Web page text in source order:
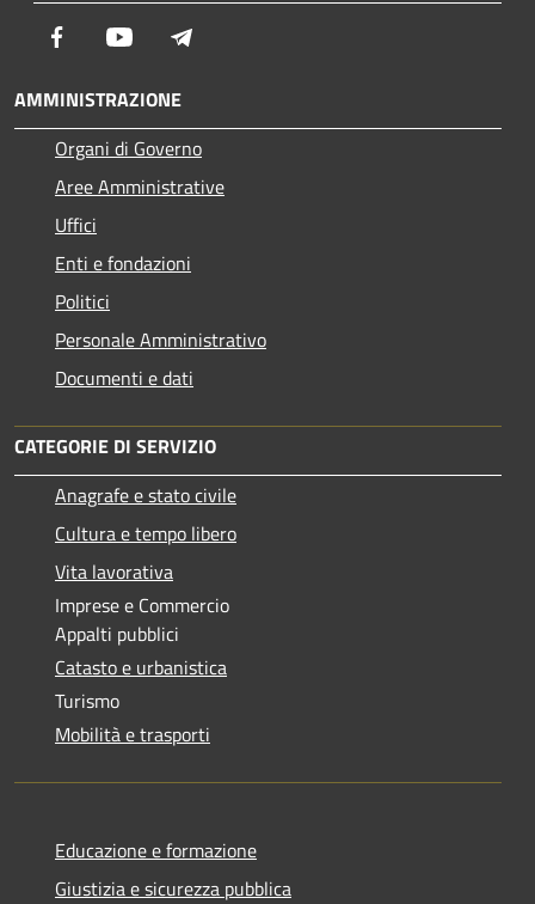
Facebook Youtube
AMMINISTRAZIONE
Organi di Governo
Aree Amministrative
Uffici
Enti e fondazioni
Politici
Personale Amministrativo
Documenti e dati
CATEGORIE DI SERVIZIO
Anagrafe e stato civile
Cultura e tempo libero
Vita lavorativa
Imprese e Commercio
Appalti pubblici
Catasto e urbanistica
Turismo
Mobilità e trasporti
Educazione e formazione
Giustizia e sicurezza pubblica